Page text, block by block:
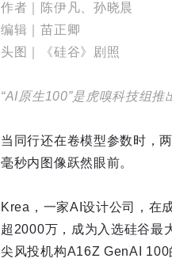
作者｜陈伊凡、孙晓晨
编辑｜苗正卿
头图｜《硅谷》剧照
“AI原生100”是虎嗅科技组
当同行还在卷模型参数时，
毫秒内图像跃然眼前。
Krea，一家AI设计公司，在
超2000万，成为入选硅谷最
尖风投机构A16Z GenAI 100